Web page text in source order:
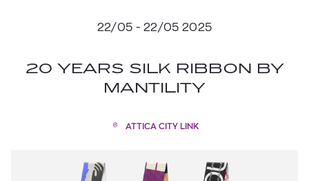
22/05 - 22/05 2025
20 YEARS SILK RIBBON BY
MANTILITY
ATTICA CITY LINK